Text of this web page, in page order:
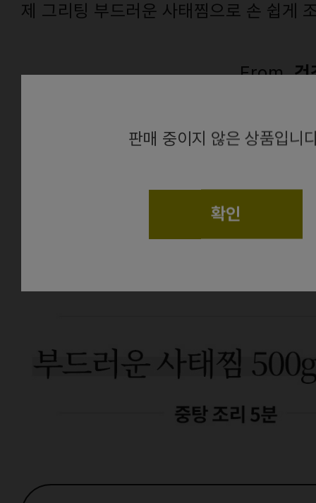
제 그리팅 부드러운 사태찜으로 손 쉽게
From.건
판매 중이지 않은 상품입니
확인